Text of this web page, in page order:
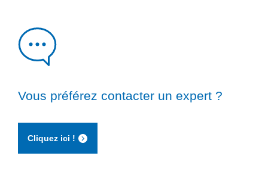
Vous préférez contacter un expert ?
Cliquez ici !